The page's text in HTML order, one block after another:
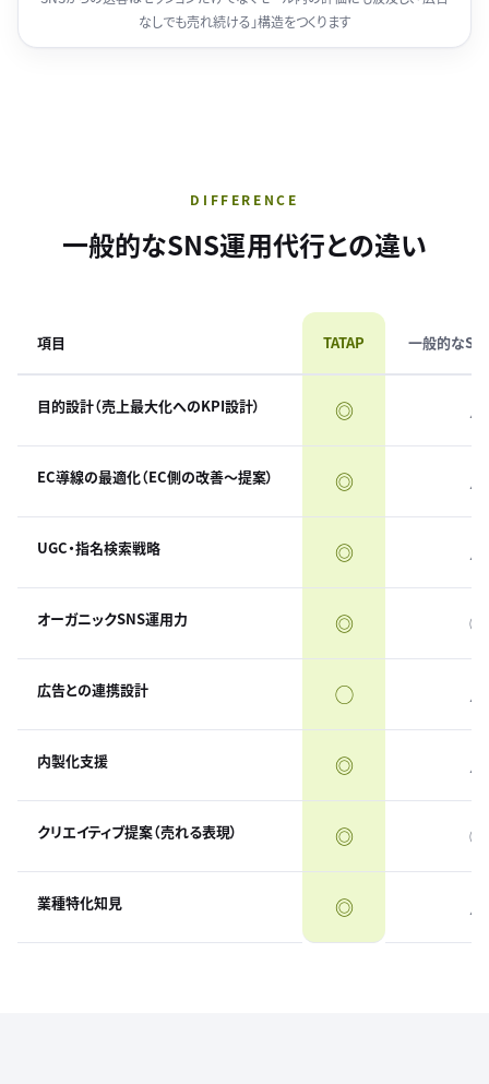
なしでも売れ続ける」構造をつくります
DIFFERENCE
一般的なSNS運用代行との違い
項目 TATAP 一般的な
目的設計（売上最大化へのKPI設計） ◎ △
EC導線の最適化（EC側の改善〜提案） ◎ △
UGC・指名検索戦略 ◎ △
オーガニックSNS運用力 ◎ ◯
広告との連携設計 ◯ △
内製化支援 ◎ △
クリエイティブ提案（売れる表現） ◎ ◯
業種特化知見 ◎ △